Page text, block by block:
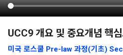
UCC9 개요 및 중요개념 핵
미국 로스쿨 Pre-law 과정(기초)